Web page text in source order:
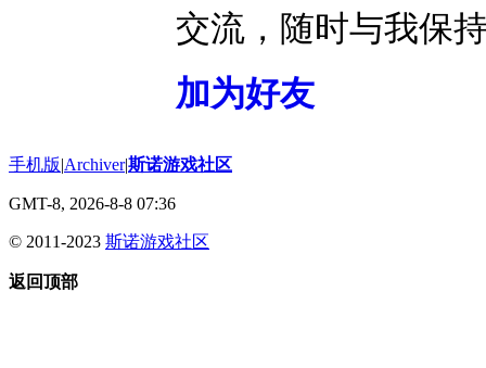
交流，随时与我保
加为好友
手机版|Archiver|斯诺游戏社区
GMT-8, 2026-8-8 07:36
© 2011-2023 斯诺游戏社区
返回顶部